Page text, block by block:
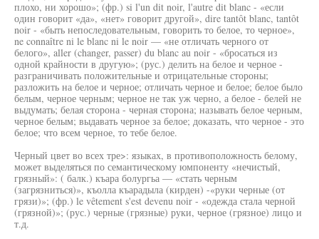
плохо, ни хорошо»; (фр.) si l'un dit noir, l'autre dit blanc - «если
один говорит «да», «нет» говорит другой», dire tantôt blanc, tantôt
noir - «быть непоследовательным, говорить то белое, то черное»,
ne connaître ni le blanc ni le noir — «не отличать черного от
белого», aller (changer, passer) du blanc au noir - «бросаться из
одной крайности в другую»; (рус.) делить на белое и черное -
разграничивать положительные и отрицательные стороны;
разложить на белое и черное; отличать черное и белое; белое было
белым, черное черным; черное не так уж черно, а белое - белей не
выдумать; белая сторона - черная сторона; называть белое черным,
черное белым; выдавать черное за белое; доказать, что черное - это
белое; что всем черное, то тебе белое.
Черный цвет во всех тре>: языках, в противоположность белому,
может выделяться по семантическому юмпоненту «нечистый,
грязный»: ( балк.) къара болургьа — «стать черным
(загрязниться)», къолла къарадыла (кирден) -«руки черные (от
грязи)»; (фр.) le vêtement s'est devenu noir - «одежда стала черной
(грязной)»; (рус.) черные (грязные) руки, черное (грязное) лицо и
т.д.